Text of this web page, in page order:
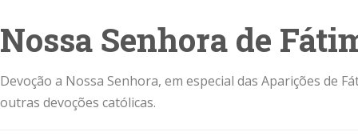
Nossa Senhora de
Devoção a Nossa Senhora, em especial das Aparições de
outras devoções católicas.